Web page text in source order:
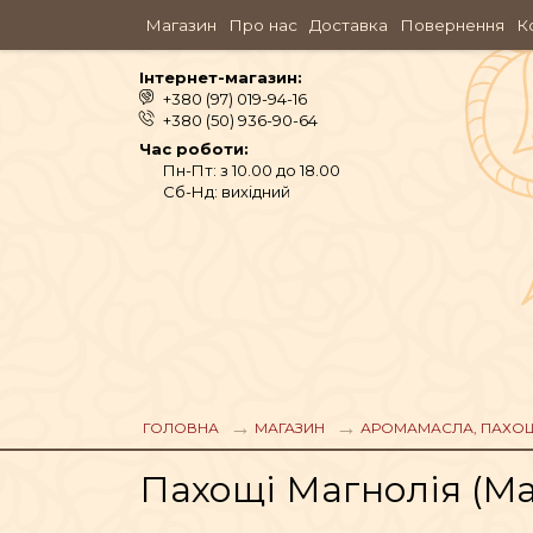
Магазин Про нас Доставка Повернення
Інтернет-магазин:
+380 (97) 019-94-16
+380 (50) 936-90-64
Час роботи:
Пн-Пт: з 10.00 до 18.00
Сб-Нд: вихідний
АРОМАМАСЛА,
ГОЛОВНА МАГАЗИН АРОМАМАСЛА,
Пахощі Магнолія